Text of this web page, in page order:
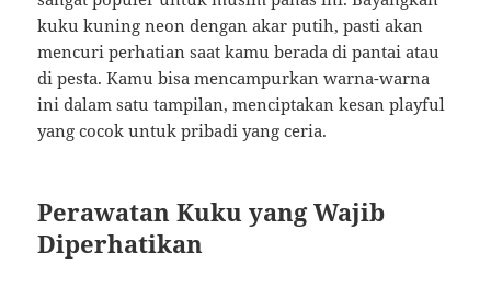
kuku kuning neon dengan akar putih, pasti akan
mencuri perhatian saat kamu berada di pantai atau
di pesta. Kamu bisa mencampurkan warna-warna
ini dalam satu tampilan, menciptakan kesan playful
yang cocok untuk pribadi yang ceria.
Perawatan Kuku yang Wajib
Diperhatikan